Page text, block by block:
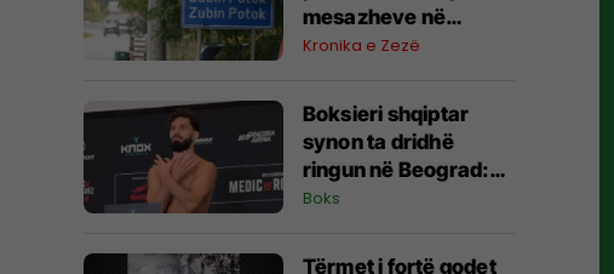
mesazheve në
Zubin-Potok
Kronika e Zezë
Boksieri shqiptar
synon ta dridhë
ringun në Beograd:
Jam gati, Zoti e
Boks
Tërmet i fortë godet